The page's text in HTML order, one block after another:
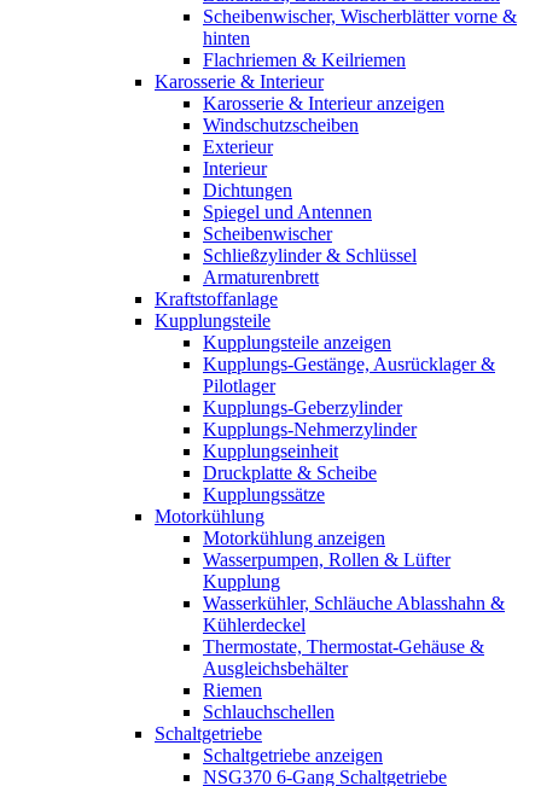
Scheibenwischer, Wischerblätter vorne &
hinten
Flachriemen & Keilriemen
Karosserie & Interieur
Karosserie & Interieur anzeigen
Windschutzscheiben
Exterieur
Interieur
Dichtungen
Spiegel und Antennen
Scheibenwischer
Schließzylinder & Schlüssel
Armaturenbrett
Kraftstoffanlage
Kupplungsteile
Kupplungsteile anzeigen
Kupplungs-Gestänge, Ausrücklager &
Pilotlager
Kupplungs-Geberzylinder
Kupplungs-Nehmerzylinder
Kupplungseinheit
Druckplatte & Scheibe
Kupplungssätze
Motorkühlung
Motorkühlung anzeigen
Wasserpumpen, Rollen & Lüfter
Kupplung
Wasserkühler, Schläuche Ablasshahn &
Kühlerdeckel
Thermostate, Thermostat-Gehäuse &
Ausgleichsbehälter
Riemen
Schlauchschellen
Schaltgetriebe
Schaltgetriebe anzeigen
NSG370 6-Gang Schaltgetriebe